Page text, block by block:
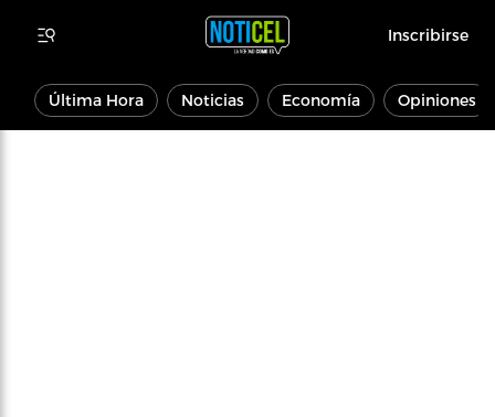
Inscribirse
Última Hora Noticias Economía Opiniones